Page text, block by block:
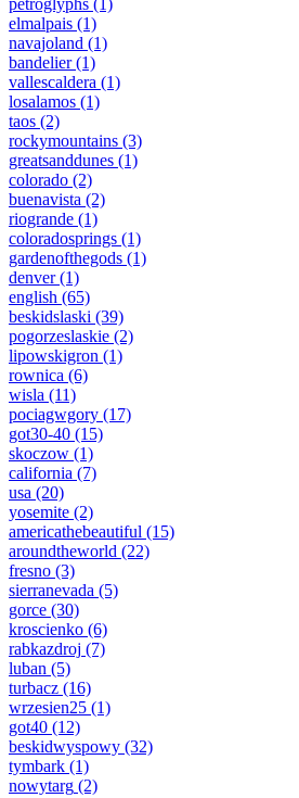
petroglyphs (1)
elmalpais (1)
navajoland (1)
bandelier(1)
vallescaldera (1)
losalamos (1)
taos (2)
rockymountains (3)
greatsanddunes (1)
colorado (2)
buenavista (2)
riogrande (1)
coloradosprings (1)
gardenofthegods (1)
denver(1)
english (65)
beskidslaski (39)
pogorzeslaskie (2)
lipowskigron (1)
rownica (6)
wisla (11)
pociagwgory (17)
got30-40 (15)
skoczow (1)
california (7)
usa (20)
yosemite (2)
americathebeautiful (15)
aroundtheworld (22)
fresno (3)
sierranevada (5)
gorce (30)
kroscienko (6)
rabkazdroj (7)
luban (5)
turbacz (16)
wrzesien25 (1)
got40 (12)
beskidwyspowy (32)
tymbark (1)
nowytarg (2)